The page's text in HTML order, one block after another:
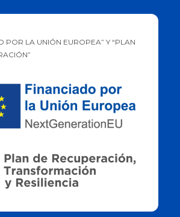
POR LA UNIÓN EUROPEA” Y “PLAN